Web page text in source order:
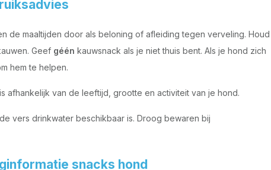
de maaltijden door als beloning of afleiding tegen verveling. Houd
Geef géén kauwsnack als je niet thuis bent. Als je hond zich
hem te helpen.
afhankelijk van de leeftijd, grootte en activiteit van je hond.
vers drinkwater beschikbaar is. Droog bewaren bij
snacks hond